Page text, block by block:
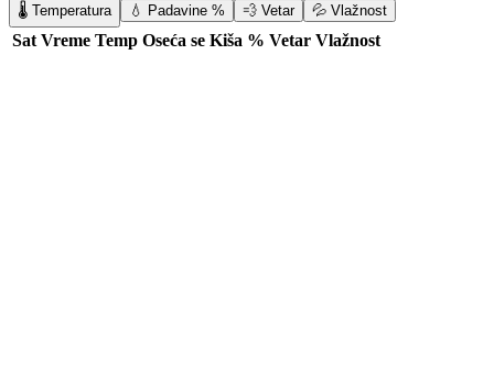
🌡️ Temperatura 💧 Padavine % 💨 Vetar 💦 Vlažnost
Sat Vreme Temp Oseća se Kiša % Vetar Vlažnost